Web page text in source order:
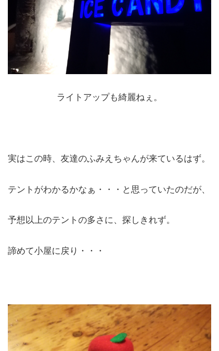
ライトアップも綺麗ねぇ。
実はこの時、友達のふみえちゃんが来ているはず。
テントがわかるかなぁ・・・と思っていたのだが、
予想以上のテントの多さに、探しきれず。
諦めて小屋に戻り・・・